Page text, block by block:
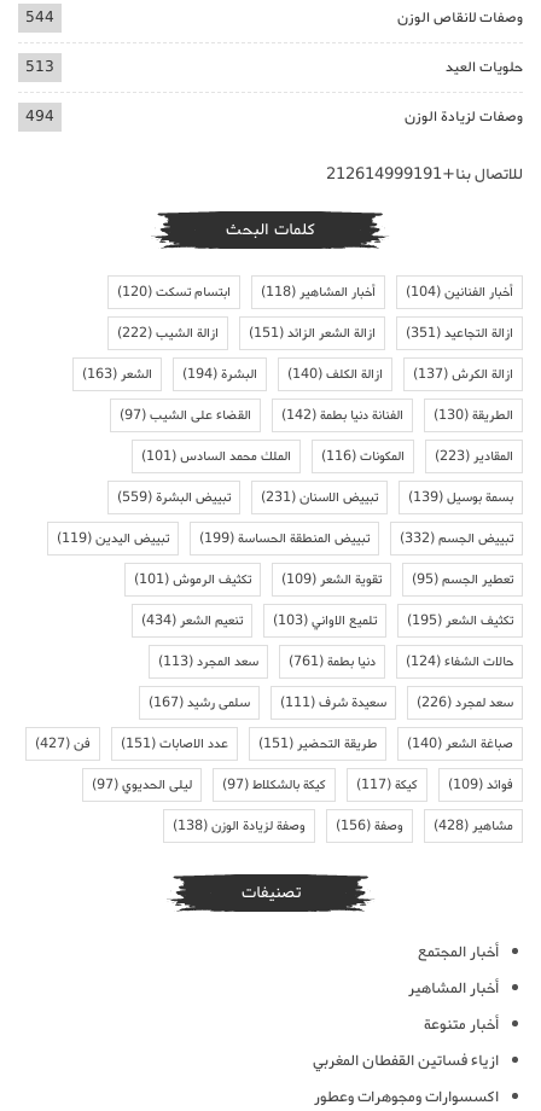
وصفات لانقاص الوزن 544
حلويات العيد 513
وصفات لزيادة الوزن 494
للاتصال بنا+212614999191
كلمات البحث
أخبار الفنانين(104) أخبار المشاهير(118) ابتسام تسكت(120)
ازالة التجاعيد(351) ازالة الشعر الزائد(151) ازالة الشيب(222)
ازالة الكرش(137) ازالة الكلف(140) البشرة(194) الشعر(163)
الطريقة(130) الفنانة دنيا بطمة(142) القضاء على الشيب(97)
المقادير(223) المكونات(116) الملك محمد السادس(101)
بسمة بوسيل(139) تبييض الاسنان(231) تبييض البشرة(559)
تبييض الجسم(332) تبييض المنطقة الحساسة(199) تبييض اليدين(119)
تعطير الجسم(95) تقوية الشعر(109) تكثيف الرموش(101)
تكثيف الشعر(195) تلميع الاواني(103) تنعيم الشعر(434)
حالات الشفاء(124) دنيا بطمة(761) سعد المجرد(113)
سعد لمجرد(226) سعيدة شرف(111) سلمى رشيد(167)
صباغة الشعر(140) طريقة التحضير(151) عدد الاصابات(151) فن(427)
فوائد(109) كيكة(117) كيكة بالشكلاط(97) ليلى الحديوي(97)
مشاهير(428) وصفة(156) وصفة لزيادة الوزن(138)
تصنيفات
أخبار المجتمع
أخبار المشاهير
أخبار متنوعة
ازياء فساتين القفطان المغربي
اكسسوارات ومجوهرات وعطور